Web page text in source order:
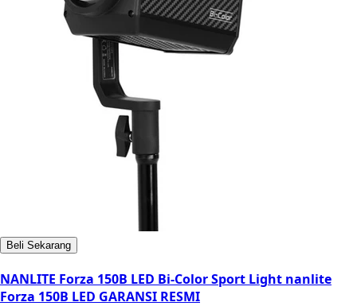
Beli Sekarang
NANLITE Forza 150B LED Bi-Color Sport Light nanlite
Forza 150B LED GARANSI RESMI